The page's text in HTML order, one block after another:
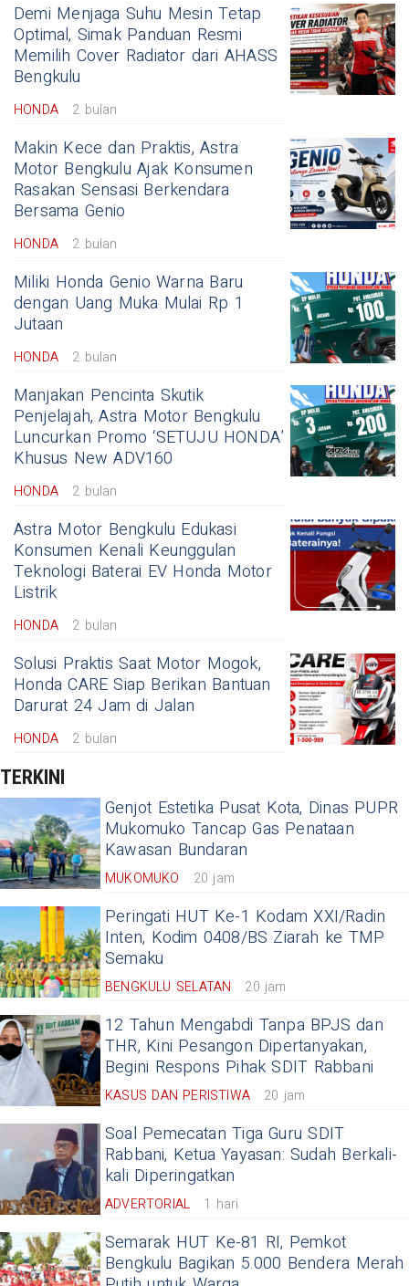
Demi Menjaga Suhu Mesin Tetap
Optimal, Simak Panduan Resmi
Memilih Cover Radiator dari AHASS
Bengkulu
HONDA 2 bulan
Makin Kece dan Praktis, Astra
Motor Bengkulu Ajak Konsumen
Rasakan Sensasi Berkendara
Bersama Genio
HONDA 2 bulan
Miliki Honda Genio Warna Baru
dengan Uang Muka Mulai Rp 1
Jutaan
HONDA 2 bulan
Manjakan Pencinta Skutik
Penjelajah, Astra Motor Bengkulu
Luncurkan Promo ‘SETUJU HONDA’
Khusus New ADV160
HONDA 2 bulan
Astra Motor Bengkulu Edukasi
Konsumen Kenali Keunggulan
Teknologi Baterai EV Honda Motor
Listrik
HONDA 2 bulan
Solusi Praktis Saat Motor Mogok,
Honda CARE Siap Berikan Bantuan
Darurat 24 Jam di Jalan
HONDA 2 bulan
TERKINI
Genjot Estetika Pusat Kota, Dinas PUPR
Mukomuko Tancap Gas Penataan
Kawasan Bundaran
MUKOMUKO 20 jam
Peringati HUT Ke-1 Kodam XXI/Radin
Inten, Kodim 0408/BS Ziarah ke TMP
Semaku
BENGKULU SELATAN 20 jam
12 Tahun Mengabdi Tanpa BPJS dan
THR, Kini Pesangon Dipertanyakan,
Begini Respons Pihak SDIT Rabbani
KASUS DAN PERISTIWA 20 jam
Soal Pemecatan Tiga Guru SDIT
Rabbani, Ketua Yayasan: Sudah Berkali-
kali Diperingatkan
ADVERTORIAL 1 hari
Semarak HUT Ke-81 RI, Pemkot
Bengkulu Bagikan 5.000 Bendera Merah